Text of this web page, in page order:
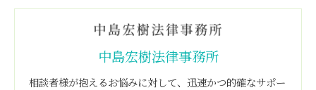
中島宏樹法律事務所
相談者様が抱えるお悩みに対して、迅速かつ的確なサポー